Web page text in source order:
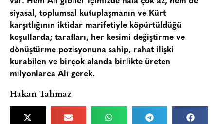
siyasal, toplumsal kutuplaşmanın ve Kürt
karşıtlığının iktidar marifetiyle köpürtüldüğü
koşullarda; tarafları, her kesimi değiştirme ve
dönüştürme pozisyonuna sahip, rahat ilişki
kurabilen ve birçok alanda birlikte üreten
milyonlarca Ali gerek.
Hakan Tahmaz